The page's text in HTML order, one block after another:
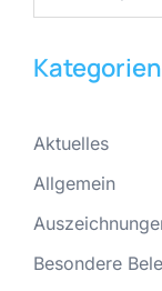
Kategorien
Aktuelles
Allgemein
Besondere